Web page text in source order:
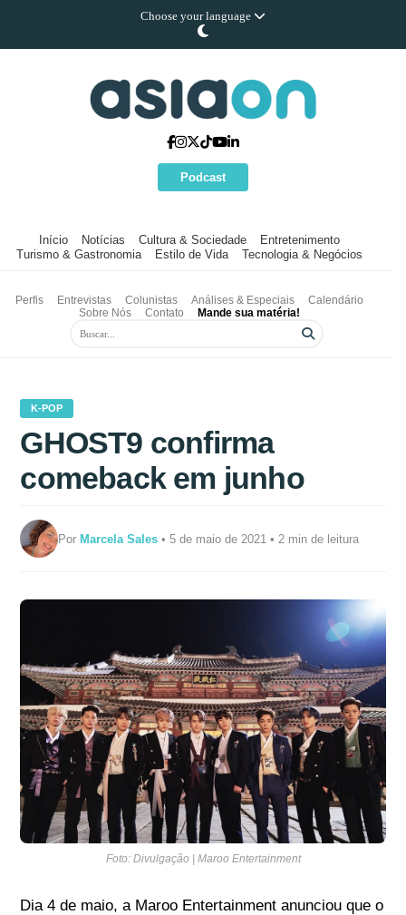
Choose your language
Podcast
Início Notícias Cultura & Sociedade
Entretenimento
Turismo & Gastronomia
Estilo de Vida Tecnologia & Negócios
Perfis Entrevistas Colunistas Análises & Especiais
Calendário
Sobre Nós
Contato Mande sua matéria!
K-POP
GHOST9 confirma
comeback em junho
PorMarcela Sales • 5 de maio de 2021 • 2 min de leitura
Foto: Divulgação | Maroo Entertainment
Dia 4 de maio, a Maroo Entertainment anunciou que o